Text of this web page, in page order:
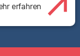
erfahren